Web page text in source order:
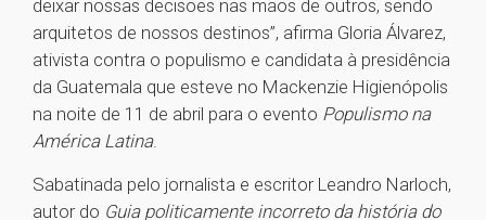
deixar nossas decisões nas mãos de outros, sendo
arquitetos de nossos destinos”, afirma Gloria Álvarez,
ativista contra o populismo e candidata à presidência
da Guatemala que esteve no Mackenzie Higienópolis
na noite de 11 de abril para o evento Populismo na
América Latina.
Sabatinada pelo jornalista e escritor Leandro Narloch,
autor do Guia politicamente incorreto da história do